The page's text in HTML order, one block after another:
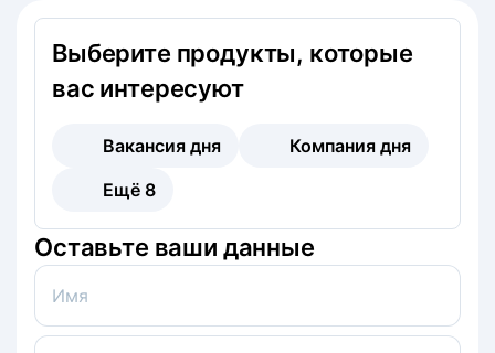
Выберите продукты, которые
вас интересуют
Вакансия дня
Компания дня
Ещё 8
Оставьте ваши данные
Имя